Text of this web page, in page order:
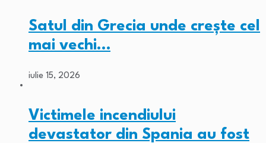
Satul din Grecia unde crește cel
mai vechi…
iulie 15, 2026
Victimele incendiului
devastator din Spania au fost